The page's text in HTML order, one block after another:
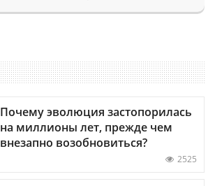
Почему эволюция застопорилась
на миллионы лет, прежде чем
внезапно возобновиться?
2525